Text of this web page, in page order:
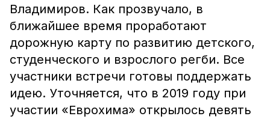
Владимиров. Как прозвучало, в
ближайшее время проработают
дорожную карту по развитию детского,
студенческого и взрослого регби. Все
участники встречи готовы поддержать
идею. Уточняется, что в 2019 году при
участии «Еврохима» открылось девять